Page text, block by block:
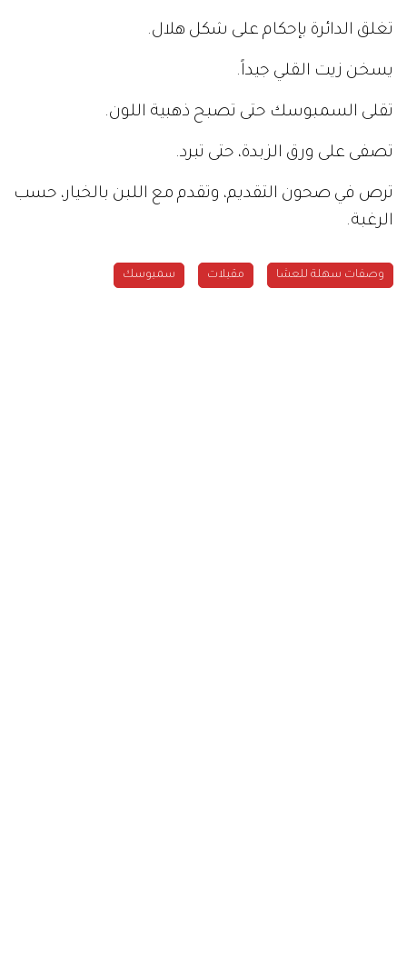
تغلق الدائرة بإحكام على شكل هلال.
يسخن زيت القلي جيداً.
تقلى السمبوسك حتى تصبح ذهبية اللون.
تصفى على ورق الزبدة، حتى تبرد.
ترص في صحون التقديم، وتقدم مع اللبن بالخيار، حسب
الرغبة.
وصفات سهلة للعشا مقبلات سمبوسك